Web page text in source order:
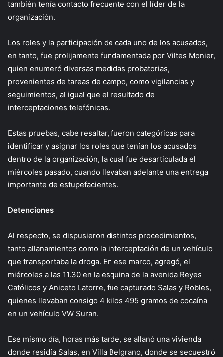
también tenía contacto frecuente con el líder de la
organización.
Los roles y la participación de cada uno de los acusados,
en tanto, fue prolijamente fundamentada por Viltes Monier,
quien enumeró diversas medidas probatorias,
provenientes de tareas de campo, como vigilancias y
seguimientos, al igual que el resultado de
interceptaciones telefónicas.
Estas pruebas, cabe resaltar, fueron categóricas para
identificar y asignar los roles que tenían los acusados
dentro de la organización, la cual fue desarticulada el
miércoles pasado, cuando llevaban adelante una entrega
importante de estupefacientes.
Detenciones
Al respecto, se dispusieron distintos procedimientos,
tanto allanamientos como la interceptación de un vehículo
que transportaba la droga. En ese marco, agregó, el
miércoles a las 11.30 en la esquina de la avenida Reyes
Católicos y Aniceto Latorre, fue capturado Salas y Robles,
quienes llevaban consigo 4 kilos 495 gramos de cocaína
en un vehículo VW Suran.
Ese mismo día, horas más tarde, se allanó una vivienda
donde residía Salas, en Villa Belgrano, donde se secuestró